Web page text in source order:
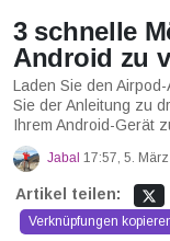
3 schnelle
Android zu
Laden Sie den
Sie der Anleitung zu
Ihrem Android-Gerät
Jabal 17:57, 5.
Artikel teilen:
Verknüpfungen